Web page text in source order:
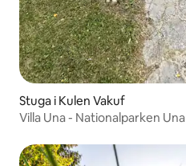
Stuga i Kulen Vakuf
Villa Una - Nationalparken Una